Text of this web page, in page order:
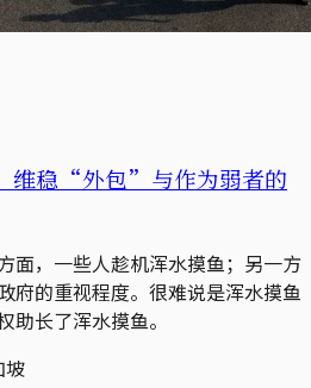
维稳“外包”与作为弱者的
面，一些人趁机浑水摸鱼；另一方
府的重视程度。很难说是浑水摸鱼
助长了浑水摸鱼。
坡